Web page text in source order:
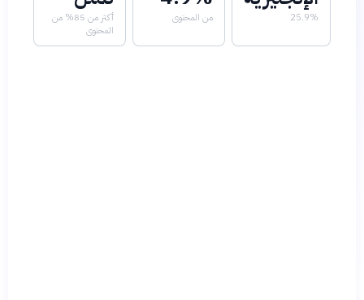
25.9% من المحتوى
أكثر من 85% من
المحتوى